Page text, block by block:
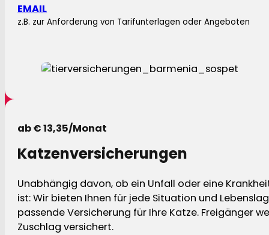
EMAIL
z.B. zur Anforderung von Tarifunterlagen oder Angeboten
ab € 13,35/Monat
Katzenversicherungen
Unabhängig davon, ob ein Unfall oder eine
ist: Wir bieten Ihnen für jede Situation und
passende Versicherung für Ihre Katze. Freigänger
Zuschlag versichert.